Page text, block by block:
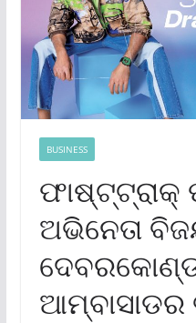
BUSINESS
ଅଭିନେତା